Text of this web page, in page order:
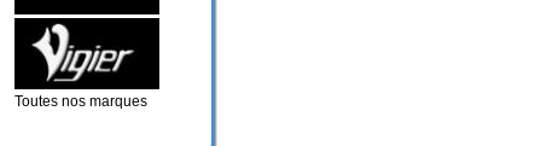
Toutes nos marques